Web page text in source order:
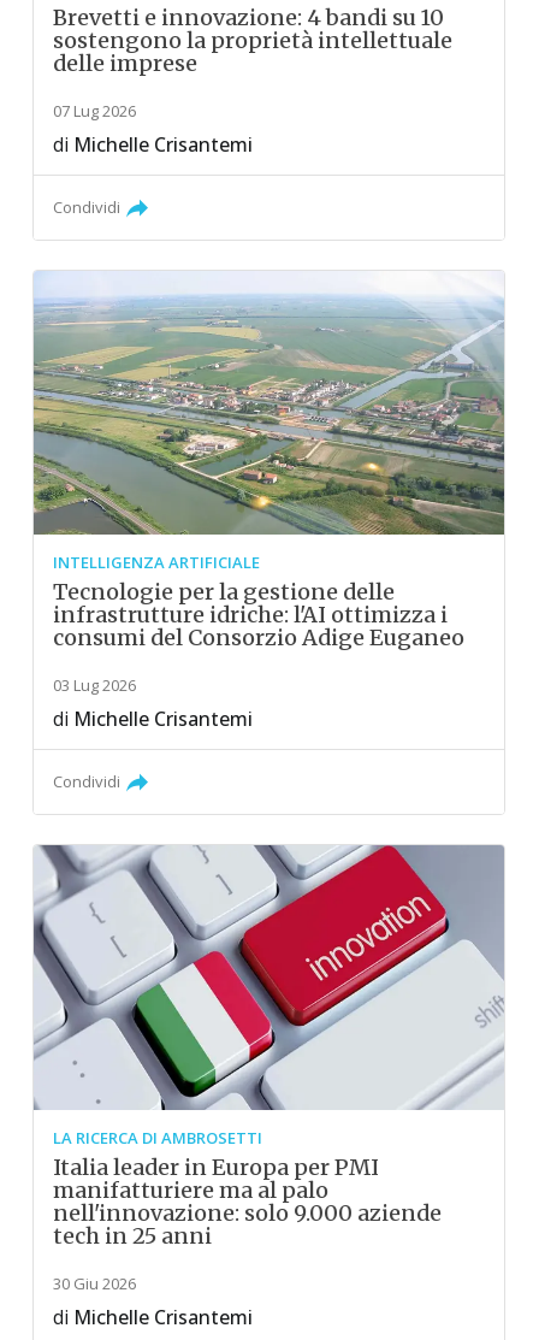
Brevetti e innovazione: 4 bandi su 10
sostengono la proprietà intellettuale
delle imprese
07 Lug 2026
di Michelle Crisantemi
Condividi
INTELLIGENZA ARTIFICIALE
Tecnologie per la gestione delle
infrastrutture idriche: l'AI ottimizza i
consumi del Consorzio Adige Euganeo
03 Lug 2026
di Michelle Crisantemi
Condividi
LA RICERCA DI AMBROSETTI
Italia leader in Europa per PMI
manifatturiere ma al palo
nell'innovazione: solo 9.000 aziende
tech in 25 anni
30 Giu 2026
di Michelle Crisantemi